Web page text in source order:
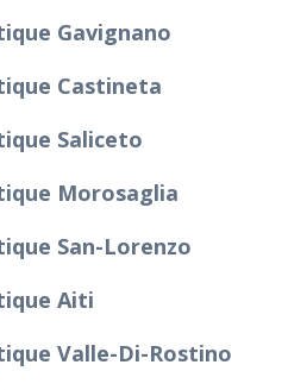
Gavignano
Castineta
Saliceto
Morosaglia
San-Lorenzo
Aiti
Valle-Di-Rostino